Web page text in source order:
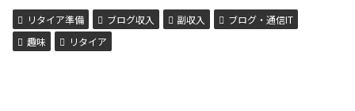
リタイア準備 ブログ収入 副収入
ブログ・通信IT
趣味
リタイア